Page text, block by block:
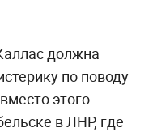
должна
по поводу
этого
в ЛНР, где